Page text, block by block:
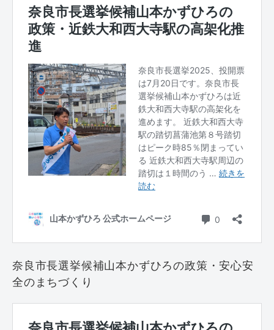
奈良市長選挙候補山本かずひろの政策・安心安
全のまちづくり